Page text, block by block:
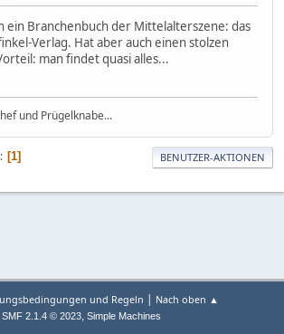
ein Branchenbuch der Mittelalterszene: das
Verlag. Hat aber auch einen stolzen
man findet quasi alles...
und Prügelknabe...
1 BENUTZER-AKTIONEN
und Regeln | Nach oben ▲
SMF 2.1.4 © 2023, Simple Machines